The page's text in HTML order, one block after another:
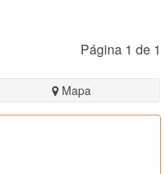
Página 1 de 1
Mapa